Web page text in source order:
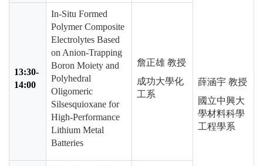
薛涵宇 教授
國立中興大
學材料科學
工程學系
13:30-
14:00
In-Situ Formed
Polymer Composite
Electrolytes Based
on Anion-Trapping
Boron Moiety and
Polyhedral
Oligomeric
Silsesquioxane for
High-Performance
Lithium Metal
Batteries
詹正雄 教授
成功大學化
工系